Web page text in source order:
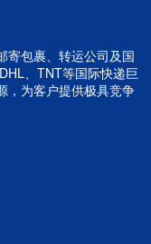
寄包裹、转运公司及国
、TNT等国际快递巨
，为客户提供极具竞争